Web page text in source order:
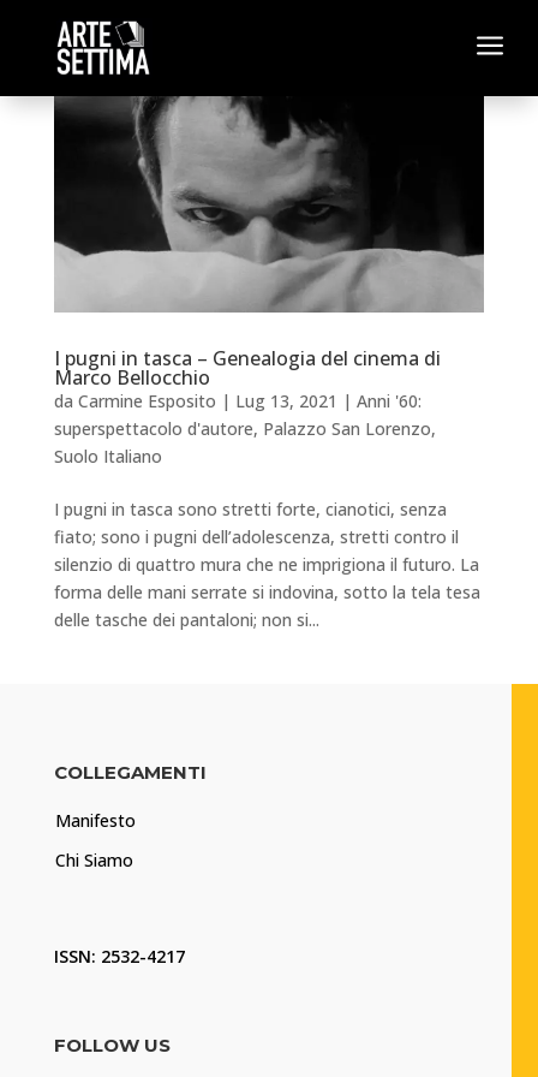
a
I pugni in tasca – Genealogia del cinema di
Marco Bellocchio
da Carmine Esposito | Lug 13, 2021 | Anni '60:
superspettacolo d'autore, Palazzo San Lorenzo,
Suolo Italiano
I pugni in tasca sono stretti forte, cianotici, senza
fiato; sono i pugni dell’adolescenza, stretti contro il
silenzio di quattro mura che ne imprigiona il futuro. La
forma delle mani serrate si indovina, sotto la tela tesa
delle tasche dei pantaloni; non si...
COLLEGAMENTI
Manifesto
Chi Siamo
ISSN: 2532-4217
FOLLOW US